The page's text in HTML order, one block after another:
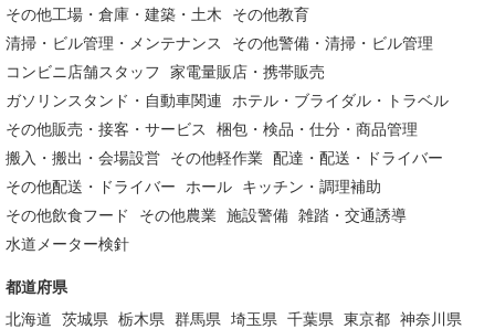
その他工場・倉庫・建築・土木
その他教育
清掃・ビル管理・メンテナンス
その他警備・清掃・ビル管理
コンビニ店舗スタッフ
家電量販店・携帯販売
ガソリンスタンド・自動車関連
ホテル・ブライダル・トラベル
その他販売・接客・サービス
梱包・検品・仕分・商品管理
搬入・搬出・会場設営
その他軽作業 配達・配送・ドライバー
その他配送・ドライバー
ホール
キッチン・調理補助
その他飲食フード
その他農業 施設警備 雑踏・交通誘導
水道メーター検針
都道府県
北海道
茨城県 栃木県 群馬県 埼玉県 千葉県 東京都 神奈川県